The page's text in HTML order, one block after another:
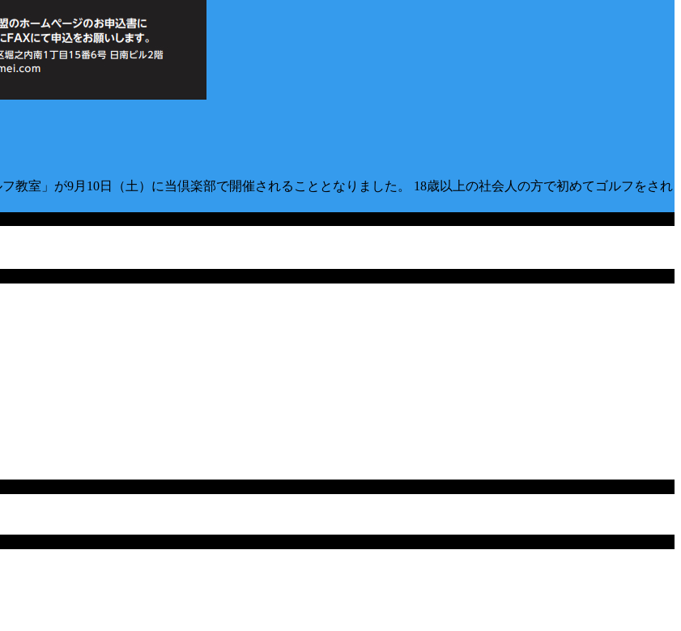
教室」が9月10日（土）に当倶楽部で開催されることとなりました。 18歳以上の社会人の方で初めてゴルフをされ